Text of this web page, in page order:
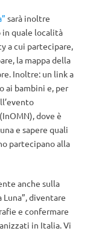
sarà inoltre
in quale località
a cui partecipare,
la mappa della
Inoltre: un link a
ai bambini e, per
dove è
e sapere quali
partecipano alla
anche sulla
Luna”, diventare
e confermare
in Italia. Vi